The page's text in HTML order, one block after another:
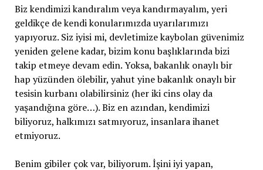
Biz kendimizi kandıralım veya kandırmayalım, yeri
geldikçe de kendi konularımızda uyarılarımızı
yapıyoruz. Siz iyisi mi, devletimize kaybolan güvenimiz
yeniden gelene kadar, bizim konu başlıklarında bizi
takip etmeye devam edin. Yoksa, bakanlık onaylı bir
hap yüzünden ölebilir, yahut yine bakanlık onaylı bir
tesisin kurbanı olabilirsiniz (her iki cins olay da
yaşandığına göre…). Biz en azından, kendimizi
biliyoruz, halkımızı satmıyoruz, insanlara ihanet
etmiyoruz.
Benim gibiler çok var, biliyorum. İşini iyi yapan,